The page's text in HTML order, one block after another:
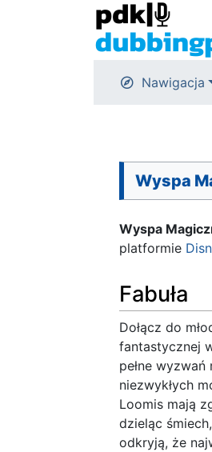
Nawigacja
Wyspa
Wyspa
platformie
Fabuła
Dołącz do
fantastycznej
pełne
niezwykłych
Loomis mają
dzieląc
odkryją, że